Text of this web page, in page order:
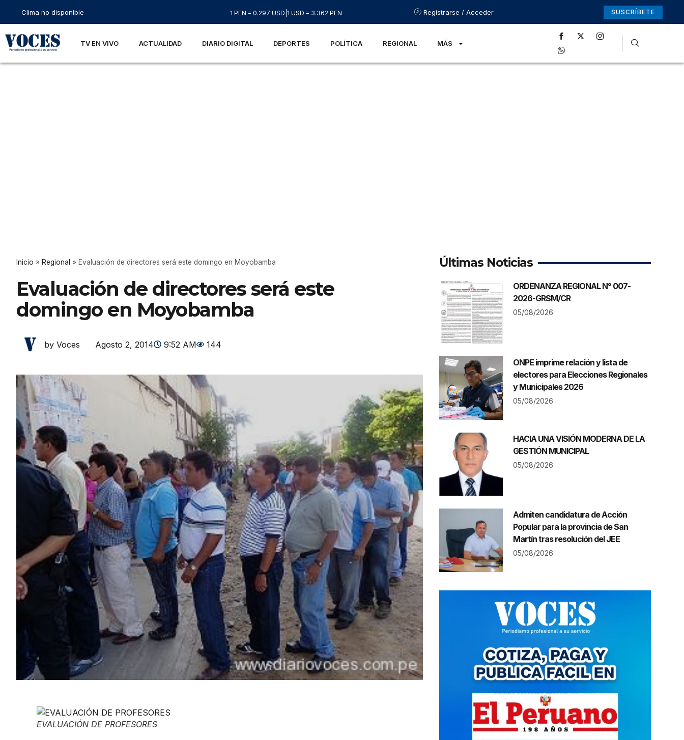
Clima no disponible 1 PEN = 0.297 USD 1 USD = 3.362 PEN Registrarse / Acceder SUSCRÍBETE
TV EN VIVO ACTUALIDAD DIARIO DIGITAL DEPORTES POLÍTICA REGIONAL MÁS
Inicio » Regional » Evaluación de directores será este domingo en Moyobamba
Evaluación de directores será este
domingo en Moyobamba
by Voces Agosto 2, 2014 9:52 AM 144
EVALUACIÓN DE PROFESORES
Últimas Noticias
ORDENANZA REGIONAL N° 007-
2026-GRSM/CR
05/08/2026
ONPE imprime relación y lista de
electores para Elecciones Regionales
y Municipales 2026
05/08/2026
HACIA UNA VISIÓN MODERNA DE LA
GESTIÓN MUNICIPAL
05/08/2026
Admiten candidatura de Acción
Popular para la provincia de San
Martín tras resolución del JEE
05/08/2026